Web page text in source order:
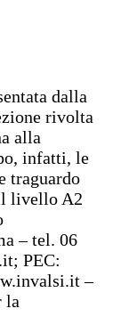
dalla
rivolta
alla
infatti, le
traguardo
livello A2
– tel. 06
PEC:
–
la